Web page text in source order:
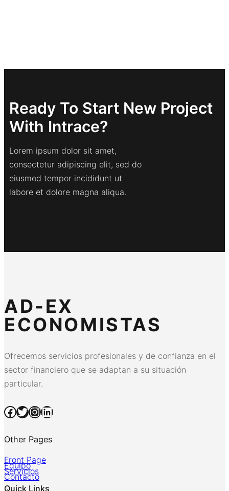
Ready To Start New Project
With Intrace?
Lorem ipsum dolor sit amet,
consectetur adipiscing elit, sed do
eiusmod tempor incididunt ut
labore et dolore magna aliqua.
AD-EX
ECONOMISTAS
Ofrecemos servicios profesionales y de confianza en el
sector financiero que se adaptan a su situación
particular.
Facebook Twitter InstagramLinkedIn
Other Pages
Front Page
Equipo
Servicios
Contacto
Quick Links